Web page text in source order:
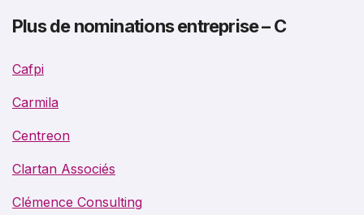
Plus de nominations entreprise – C
Cafpi
Carmila
Centreon
Clartan Associés
Clémence Consulting